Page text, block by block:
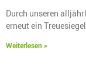
Durch unseren
erneut ein
Weiterlesen »